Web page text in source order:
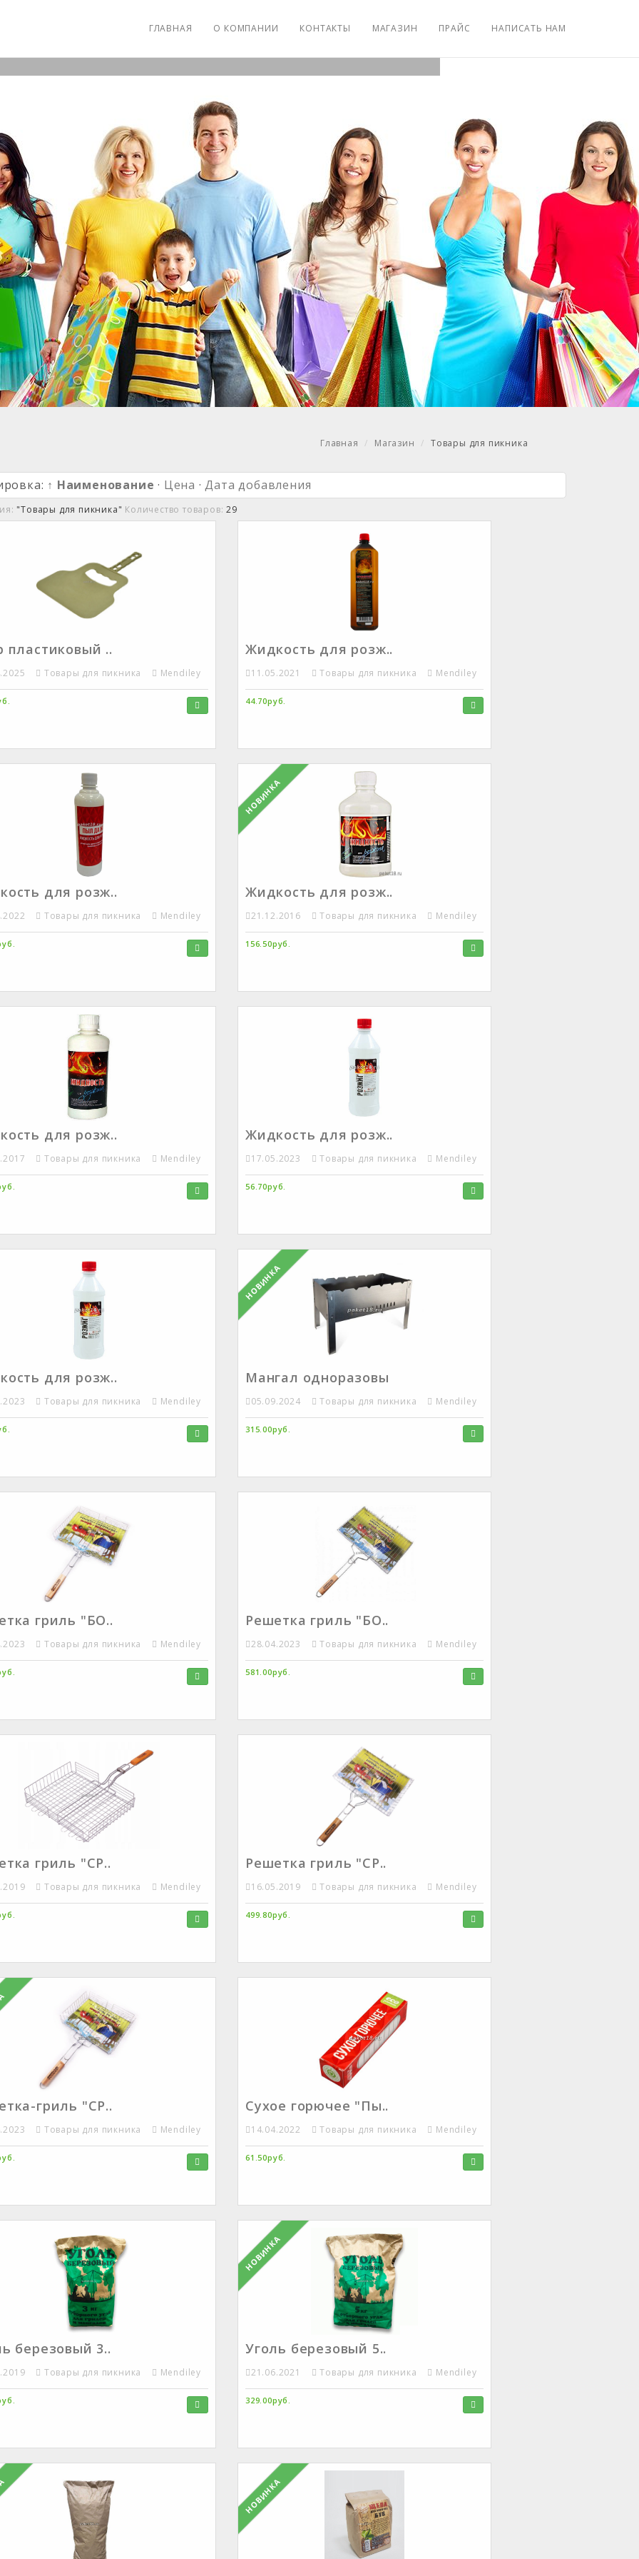
ГЛАВНАЯ О КОМПАНИИ КОНТАКТЫ МАГАЗИН ПРАЙС НАПИСАТЬ НАМ
Главная Магазин Товары для пикника
↑ Наименование · Цена ·Дата добавления
"Товары для пикника" Количество товаров:29
пластиковый ..
Товары для пикника Mendiley
Жидкость для розж..
11.05.2021 Товары для пикника Mendiley
44.70руб.
для розж..
Товары для пикника Mendiley
НОВИНКА
Жидкость для розж..
21.12.2016 Товары для пикника Mendiley
156.50руб.
для розж..
Товары для пикника Mendiley
Жидкость для розж..
17.05.2023 Товары для пикника Mendiley
56.70руб.
для розж..
Товары для пикника Mendiley
НОВИНКА
Мангал одноразовы
05.09.2024 Товары для пикника Mendiley
315.00руб.
гриль "БО..
Товары для пикника Mendiley
Решетка гриль "БО..
28.04.2023 Товары для пикника Mendiley
581.00руб.
гриль "СР..
Товары для пикника Mendiley
Решетка гриль "СР..
16.05.2019 Товары для пикника Mendiley
499.80руб.
гриль "СР..
Товары для пикника Mendiley
Сухое горючее "Пы..
14.04.2022 Товары для пикника Mendiley
61.50руб.
березовый 3..
Товары для пикника Mendiley
НОВИНКА
Уголь березовый 5..
21.06.2021 Товары для пикника Mendiley
329.00руб.
НОВИНКА